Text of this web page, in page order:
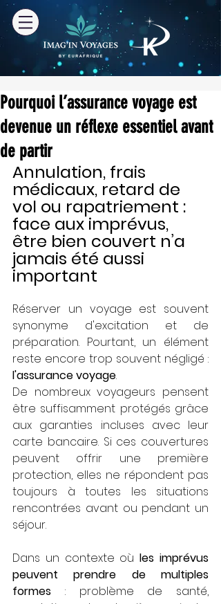
Pourquoi l’assurance voyage est
devenue un réflexe essentiel avant
de partir
Annulation, frais
médicaux, retard de
vol ou rapatriement :
face aux imprévus,
être bien couvert n’a
jamais été aussi
important
Réserver un voyage est souvent
synonyme d'excitation et de
préparation. Pourtant, un élément
l'assurance voyage.
De nombreux voyageurs pensent
être suffisamment protégés grâce
aux garanties incluses avec leur
carte bancaire. Si ces couvertures
peuvent offrir une première
protection, elles ne répondent pas
toujours à toutes les situations
rencontrées avant ou pendant un
séjour.
Dans un contexte où les imprévus
peuvent prendre de multiples
formes : problème de santé,